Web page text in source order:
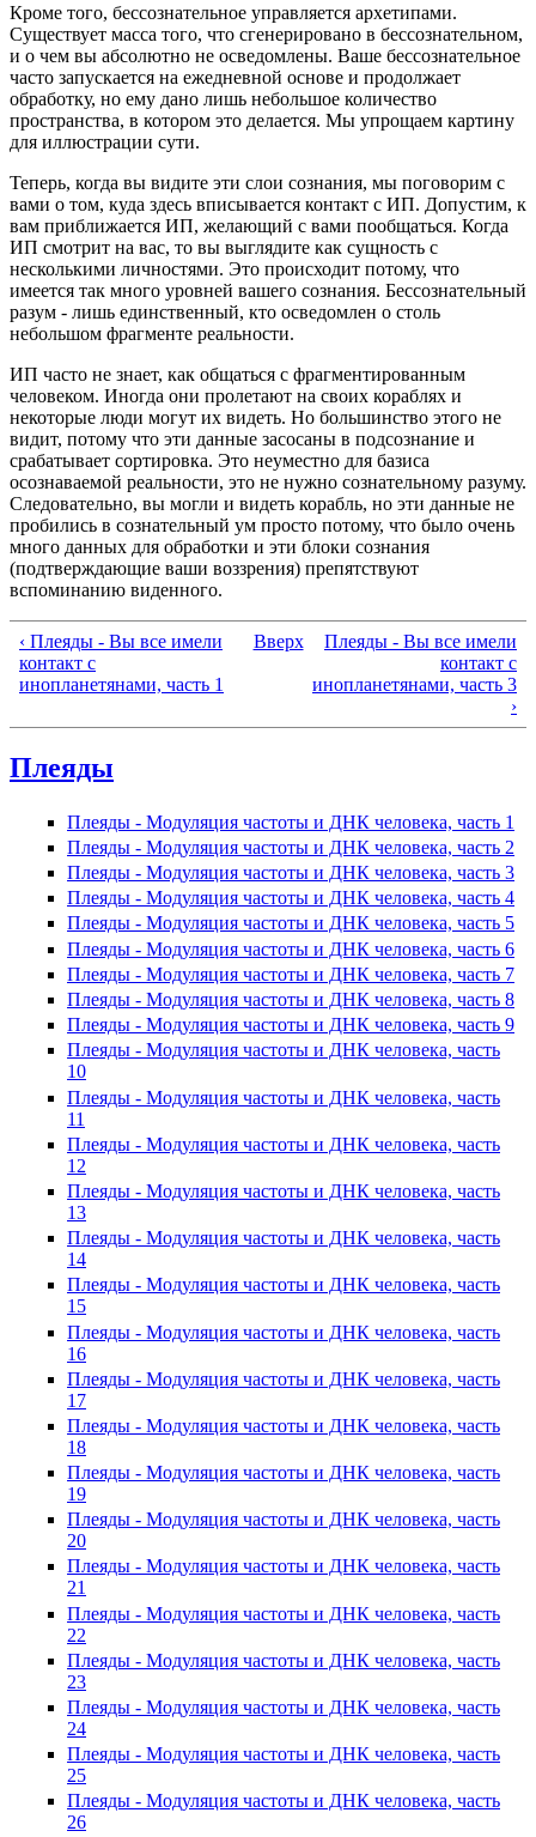
Кроме того, бессознательное управляется архетипами.
Существует масса того, что сгенерировано в бессознательном,
и о чем вы абсолютно не осведомлены. Ваше бессознательное
часто запускается на ежедневной основе и продолжает
обработку, но ему дано лишь небольшое количество
пространства, в котором это делается. Мы упрощаем картину
для иллюстрации сути.
Теперь, когда вы видите эти слои сознания, мы поговорим с
вами о том, куда здесь вписывается контакт с ИП. Допустим, к
вам приближается ИП, желающий с вами пообщаться. Когда
ИП смотрит на вас, то вы выглядите как сущность с
несколькими личностями. Это происходит потому, что
имеется так много уровней вашего сознания. Бессознательный
разум - лишь единственный, кто осведомлен о столь
небольшом фрагменте реальности.
ИП часто не знает, как общаться с фрагментированным
человеком. Иногда они пролетают на своих кораблях и
некоторые люди могут их видеть. Но большинство этого не
видит, потому что эти данные засосаны в подсознание и
срабатывает сортировка. Это неуместно для базиса
осознаваемой реальности, это не нужно сознательному разуму.
Следовательно, вы могли и видеть корабль, но эти данные не
пробились в сознательный ум просто потому, что было очень
много данных для обработки и эти блоки сознания
(подтверждающие ваши воззрения) препятствуют
вспоминанию виденного.
‹ Плеяды - Вы все имели
контакт с
инопланетянами, часть 1
Вверх
Плеяды - Вы все имели
контакт с
инопланетянами, часть 3
›
Плеяды
Плеяды - Модуляция частоты и ДНК человека, часть 1
Плеяды - Модуляция частоты и ДНК человека, часть 2
Плеяды - Модуляция частоты и ДНК человека, часть 3
Плеяды - Модуляция частоты и ДНК человека, часть 4
Плеяды - Модуляция частоты и ДНК человека, часть 5
Плеяды - Модуляция частоты и ДНК человека, часть 6
Плеяды - Модуляция частоты и ДНК человека, часть 7
Плеяды - Модуляция частоты и ДНК человека, часть 8
Плеяды - Модуляция частоты и ДНК человека, часть 9
Плеяды - Модуляция частоты и ДНК человека, часть
10
Плеяды - Модуляция частоты и ДНК человека, часть
11
Плеяды - Модуляция частоты и ДНК человека, часть
12
Плеяды - Модуляция частоты и ДНК человека, часть
13
Плеяды - Модуляция частоты и ДНК человека, часть
14
Плеяды - Модуляция частоты и ДНК человека, часть
15
Плеяды - Модуляция частоты и ДНК человека, часть
16
Плеяды - Модуляция частоты и ДНК человека, часть
17
Плеяды - Модуляция частоты и ДНК человека, часть
18
Плеяды - Модуляция частоты и ДНК человека, часть
19
Плеяды - Модуляция частоты и ДНК человека, часть
20
Плеяды - Модуляция частоты и ДНК человека, часть
21
Плеяды - Модуляция частоты и ДНК человека, часть
22
Плеяды - Модуляция частоты и ДНК человека, часть
23
Плеяды - Модуляция частоты и ДНК человека, часть
24
Плеяды - Модуляция частоты и ДНК человека, часть
25
Плеяды - Модуляция частоты и ДНК человека, часть
26